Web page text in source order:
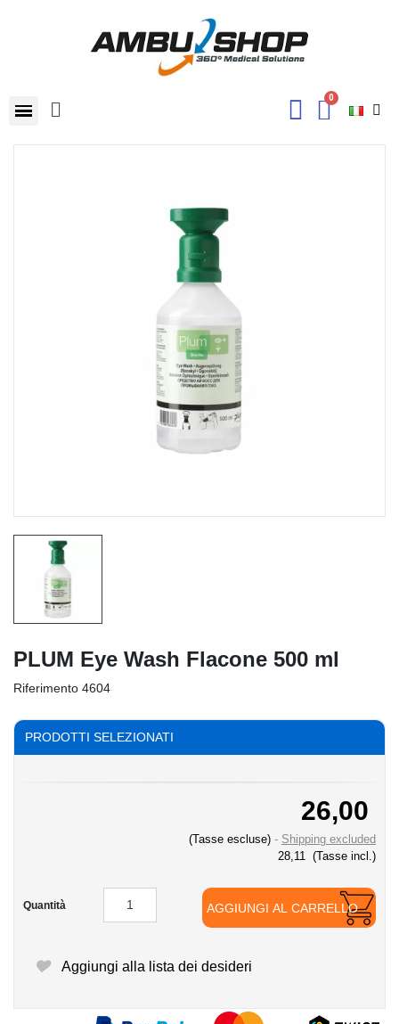
PLUM Eye Wash Flacone 500 ml
Riferimento 4604
PRODOTTI SELEZIONATI
26,00
(Tasse escluse)
Shipping excluded
28,11 (Tasse incl.)
Quantità AGGIUNGI AL CARRELLO
Aggiungi alla lista dei desideri